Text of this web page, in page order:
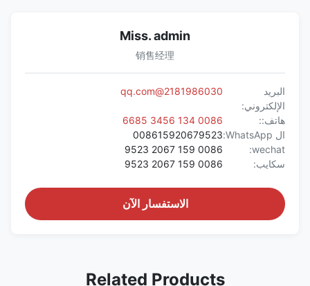
Miss. admin
销售经理
البريد
الإلكتروني:
2181986030@qq.com
هاتف::
0086 134 3456 6685
ال WhatsApp:
008615920679523
wechat:
0086 159 2067 9523
سكايب:
0086 159 2067 9523
الاستفسار الآن
Related Products